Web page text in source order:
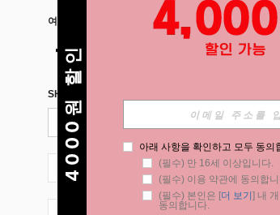
여기에서 저희를 찾아주세요 APP
SHEIN STYLE NEWS에 등록하세요.
KR + 82
4000원 할인
아래 사항을 확인하고 모두 동의
(필수) 만 16세 이상입니다.
(필수) 이용 약관에 동의합
(필수) 본인은 [더 보기 ] 내
동의합니다.